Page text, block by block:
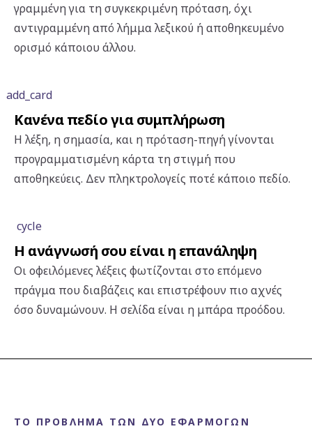
γραμμένη για τη συγκεκριμένη πρόταση, όχι
αντιγραμμένη από λήμμα λεξικού ή αποθηκευμένο
ορισμό κάποιου άλλου.
add_card
Κανένα πεδίο για συμπλήρωση
Η λέξη, η σημασία, και η πρόταση-πηγή γίνονται
προγραμματισμένη κάρτα τη στιγμή που
αποθηκεύεις. Δεν πληκτρολογείς ποτέ κάποιο πεδίο.
cycle
Η ανάγνωσή σου είναι η επανάληψη
Οι οφειλόμενες λέξεις φωτίζονται στο επόμενο
πράγμα που διαβάζεις και επιστρέφουν πιο αχνές
όσο δυναμώνουν. Η σελίδα είναι η μπάρα προόδου.
ΤΟ ΠΡΌΒΛΗΜΑ ΤΩΝ ΔΎΟ ΕΦΑΡΜΟΓΏΝ